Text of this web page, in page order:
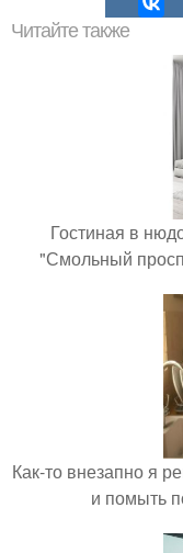
Читайте также
Гостиная в
"Смольный
Как-то внезапно я
и помыть